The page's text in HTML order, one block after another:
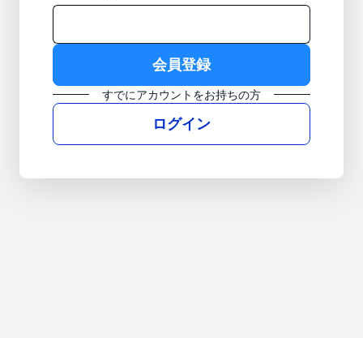
すでにアカウントをお持ちの方